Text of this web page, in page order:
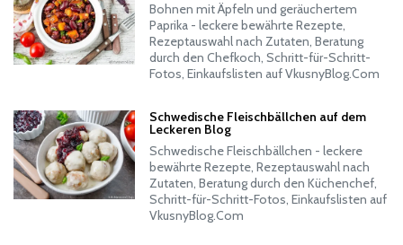
Bohnen mit Äpfeln und geräuchertem
Paprika - leckere bewährte Rezepte,
Rezeptauswahl nach Zutaten, Beratung
durch den Chefkoch, Schritt-für-Schritt-
Fotos, Einkaufslisten auf VkusnyBlog.Com
Schwedische Fleischbällchen auf dem
Leckeren Blog
Schwedische Fleischbällchen - leckere
bewährte Rezepte, Rezeptauswahl nach
Zutaten, Beratung durch den Küchenchef,
Schritt-für-Schritt-Fotos, Einkaufslisten auf
VkusnyBlog.Com